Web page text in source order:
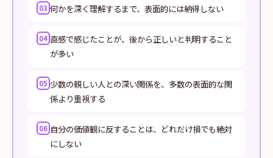
03 何かを深く理解するまで、表面的には納得しない
04 直感で感じたことが、後から正しいと判明すること
が多い
05 少数の親しい人との深い関係を、多数の表面的な関
係より重視する
06 自分の価値観に反することは、どれだけ損でも絶対
にしない